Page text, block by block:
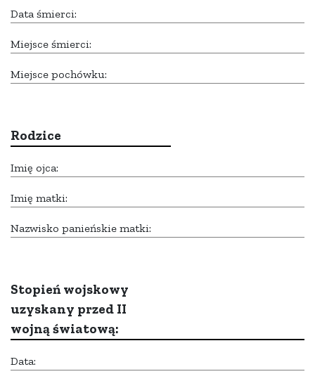
Data śmierci:
Miejsce śmierci:
Miejsce pochówku:
Rodzice
Imię ojca:
Imię matki:
Nazwisko panieńskie matki:
Stopień wojskowy
uzyskany przed II
wojną światową:
Data: